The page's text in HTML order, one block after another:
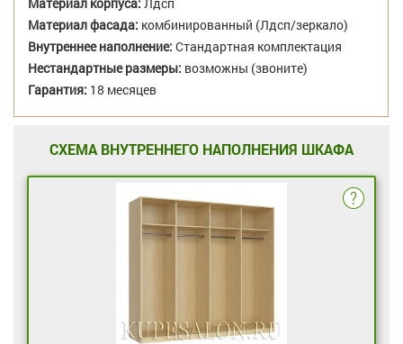
Материал фасада: комбинированный (Лдсп/зеркало)
Внутреннее наполнение: Стандартная комплектация
Нестандартные размеры: возможны (звоните)
Гарантия: 18 месяцев
СХЕМА ВНУТРЕННЕГО НАПОЛНЕНИЯ ШКАФА